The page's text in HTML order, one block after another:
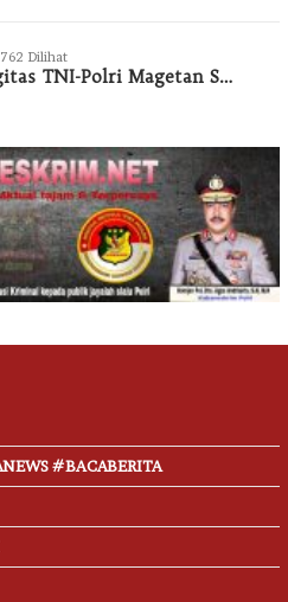
Dilihat
TNI-Polri Magetan S…
#BACABERITA